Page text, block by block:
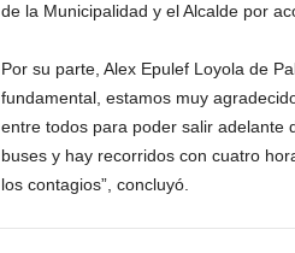
de la Municipalidad y el Alcalde por
Por su parte, Alex Epulef Loyola de
fundamental, estamos muy
entre todos para poder salir adelante
buses y hay recorridos con cuatro
los contagios”, concluyó.